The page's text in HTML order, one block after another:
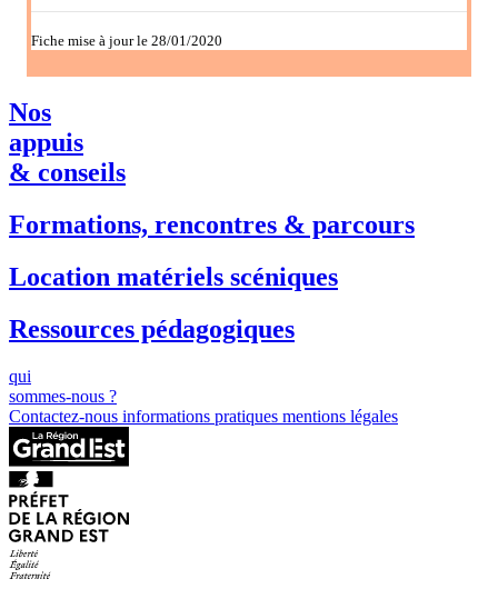
Fiche mise à jour le 28/01/2020
Nos
appuis
& conseils
Formations, rencontres & parcours
Location matériels scéniques
Ressources pédagogiques
qui
sommes-nous ?
Contactez-nous informations pratiques mentions légales